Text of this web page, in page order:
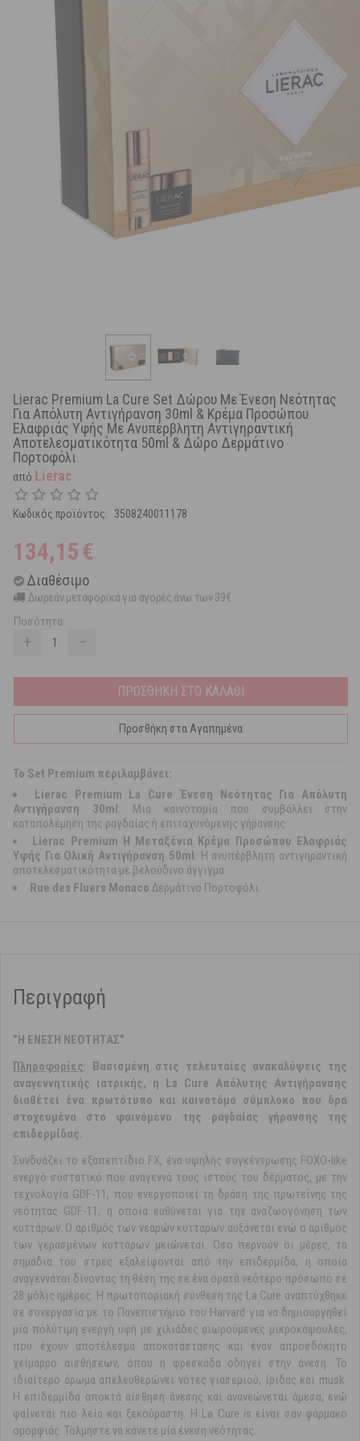
Lierac Premium La Cure Set Δώρου Με Ένεση Νεότητας
Για Απόλυτη Αντιγήρανση 30ml & Κρέμα Προσώπου
Ελαφριάς Υφής Με Ανυπέρβλητη Αντιγηραντική
Αποτελεσματικότητα 50ml & Δώρο Δερμάτινο
Πορτοφόλι
από Lierac
Κωδικός προϊόντος: 3508240011178
134,15€
Διαθέσιμο
Δωρεάν μεταφορικά για αγορές άνω των 39€
Ποσότητα:
+ −
ΠΡΟΣΘΗΚΗ ΣΤΟ ΚΑΛΑΘΙ
Προσθήκη στα Αγαπημένα
Το Set Premium περιλαμβάνει:
Lierac Premium La Cure Ένεση Νεότητας Για Απόλυτη
Αντιγήρανση 30ml: Μια καινοτομία που συμβάλλει στην
καταπολέμηση της ραγδαίας ή επιταχυνόμενης γήρανσης.
Lierac Premium Η Μεταξένια Κρέμα Προσώπου Ελαφριάς
Υφής Για Ολική Αντιγήρανση 50ml: Η ανυπέρβλητη αντιγηραντική
αποτελεσματικότητα με βελούδινο άγγιγμα.
Rue des Fluers Monaco Δερμάτινο Πορτοφόλι.
Περιγραφή
"Η ΕΝΕΣΗ ΝΕΟΤΗΤΑΣ"
Πληροφoρίες: Βασισμένη στις τελευταίες ανακαλύψεις της
αναγεννητικής ιατρικής, η La Cure Απόλυτης Αντιγήρανσης
διαθέτει ένα πρωτότυπο και καινοτόμο σύμπλοκο που δρα
στοχευμένα στο φαινόμενο της ραγδαίας γήρανσης της
επιδερμίδας.
Συνδυάζει το εξαπεπτίδιο FX, ένα υψηλής συγκέντρωσης FOXO-like
ενεργό συστατικό που αναγεννά τους ιστούς του δέρματος, με την
τεχνολογία GDF-11, που ενεργοποιεί τη δράση της πρωτεΐνης της
νεότητας GDF-11, η οποία ευθύνεται για την αναζωογόνηση των
κυττάρων. Ο αριθμός των νεαρών κυττάρων αυξάνεται ενώ ο αριθμός
των γερασμένων κυττάρων μειώνεται. Όσο περνούν οι μέρες, τα
σημάδια του στρες εξαλείφονται από την επιδερμίδα, η οποία
αναγεννάται δίνοντας τη θέση της σε ένα ορατά νεότερο πρόσωπο σε
28 μόλις ημέρες. Η πρωτοποριακή σύνθεση της La Cure αναπτύχθηκε
σε συνεργασία με το Πανεπιστήμιο του Harvard για να δημιουργηθεί
μία πολύτιμη ενεργή υφή με χιλιάδες αιωρούμενες μικροκάψουλες,
που έχουν αποτέλεσμα αποκατάστασης και έναν απροσδόκητο
χείμαρρο αισθήσεων, όπου η φρεσκάδα οδηγεί στην άνεση. Το
ιδιαίτερο άρωμα απελευθερώνει νότες γιασεμιού, ίριδας και musk.
Η επιδερμίδα αποκτά αίσθηση άνεσης και ανανεώνεται άμεσα, ενώ
φαίνεται πιο λεία και ξεκούραστη. Η La Cure is είναι σαν φάρμακο
ομορφιάς. Τολμήστε να κάνετε μία ένεση νεότητας.